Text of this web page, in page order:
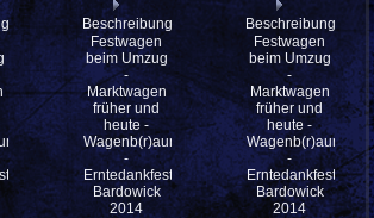
Beschreibung:
Festwagen
beim Umzug
-
Marktwagen
früher und
heute -
Wagenb(r)aumeister
-
Erntedankfestes
Bardowick
2014
Beschreibung:
Festwagen
beim Umzug
-
Marktwagen
früher und
heute -
-
Erntedankfestes
Bardowick
2014